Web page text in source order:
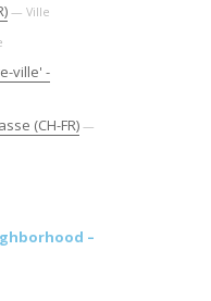
— Ville
ville' -
(CH-FR) —
–